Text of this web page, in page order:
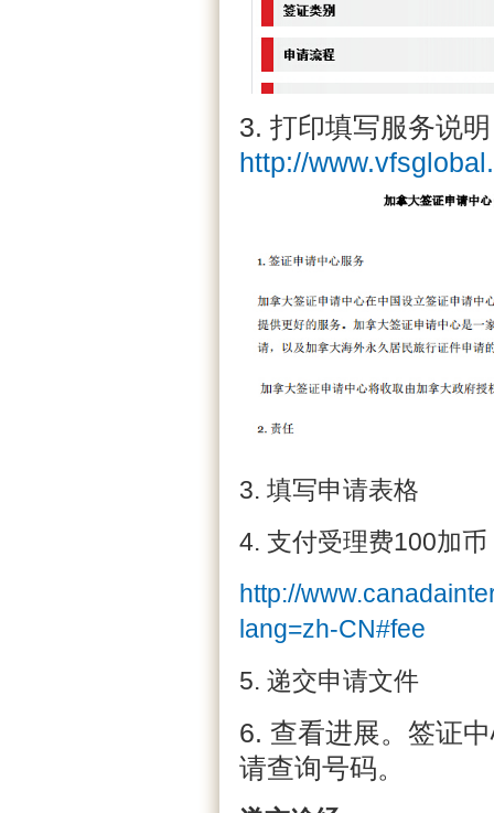
3. 打印填写服务说明
http://
3. 填写申请表格
4. 支付受理费100加
http://
lang=zh-CN#fee
5. 递交申请文件
6. 查看进展。签证
请查询号码。